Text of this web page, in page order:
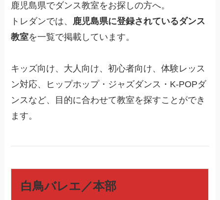
鹿児島県でダンス教室をお探しの方へ。
トレダンでは、 鹿児島県に登録されているダンス
教室を一覧で掲載しています。
キッズ向け、大人向け、初心者向け、体験レッス
ン対応、ヒップホップ・ジャズダンス・K-POPダ
ンスなど、目的に合わせて教室を探すことができ
ます。
白鳥バレエ／本部